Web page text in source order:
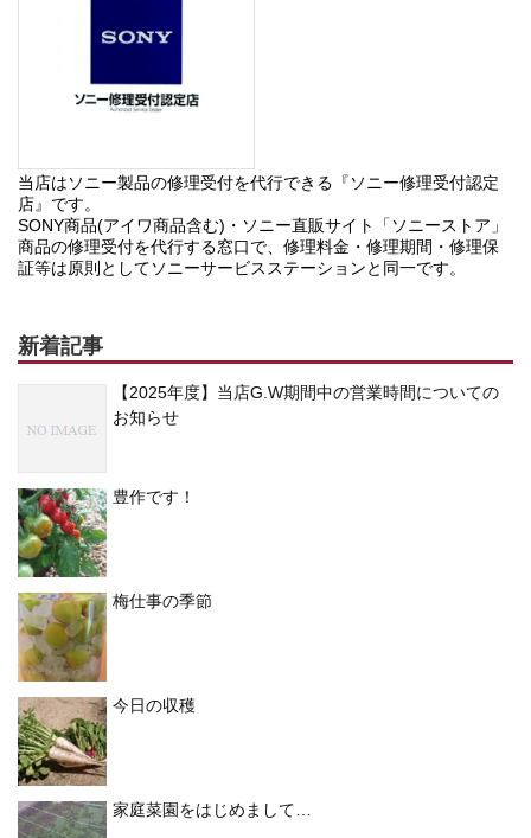
当店はソニー製品の修理受付を代行できる『ソニー修理受付認定
店』です。
SONY商品(アイワ商品含む)・ソニー直販サイト「ソニーストア」
商品の修理受付を代行する窓口で、修理料金・修理期間・修理保
証等は原則としてソニーサービスステーションと同一です。
新着記事
【2025年度】当店G.W期間中の営業時間についての
お知らせ
豊作です！
梅仕事の季節
今日の収穫
家庭菜園をはじめまして…